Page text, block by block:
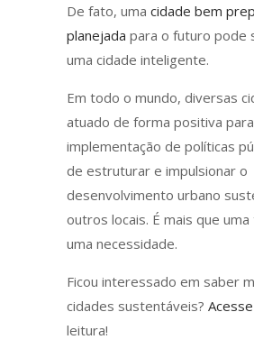
De fato, uma cidade bem
planejada para o futuro pode
uma cidade inteligente.
Em todo o mundo, diversas
atuado de forma positiva
implementação de políticas
de estruturar e impulsionar o
desenvolvimento urbano
outros locais. É mais que
uma necessidade.
Ficou interessado em saber
cidades sustentáveis?
leitura!